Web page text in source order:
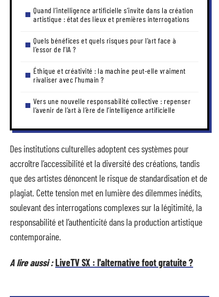
Quand l’intelligence artificielle s’invite dans la création
artistique : état des lieux et premières interrogations
Quels bénéfices et quels risques pour l’art face à
l’essor de l’IA ?
Éthique et créativité : la machine peut-elle vraiment
rivaliser avec l’humain ?
Vers une nouvelle responsabilité collective : repenser
l’avenir de l’art à l’ère de l’intelligence artificielle
Des institutions culturelles adoptent ces systèmes pour
accroître l’accessibilité et la diversité des créations, tandis
que des artistes dénoncent le risque de standardisation et de
plagiat. Cette tension met en lumière des dilemmes inédits,
soulevant des interrogations complexes sur la légitimité, la
responsabilité et l’authenticité dans la production artistique
contemporaine.
A lire aussi :LiveTV SX : l'alternative foot gratuite ?